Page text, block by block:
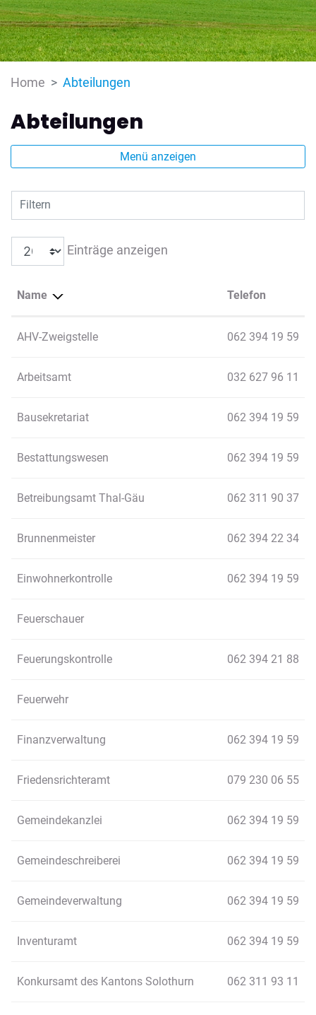
Home Abteilungen
Abteilungen
Menü anzeigen
Filtern
Einträge anzeigen
Name Telefon
AHV-Zweigstelle 062 394 19 59
Arbeitsamt 032 627 96 11
Bausekretariat 062 394 19 59
Bestattungswesen 062 394 19 59
Betreibungsamt Thal-Gäu 062 311 90 37
Brunnenmeister 062 394 22 34
Einwohnerkontrolle 062 394 19 59
Feuerschauer
Feuerungskontrolle 062 394 21 88
Feuerwehr
Finanzverwaltung 062 394 19 59
Friedensrichteramt 079 230 06 55
Gemeindekanzlei 062 394 19 59
Gemeindeschreiberei 062 394 19 59
Gemeindeverwaltung 062 394 19 59
Inventuramt 062 394 19 59
Konkursamt des Kantons Solothurn 062 311 93 11